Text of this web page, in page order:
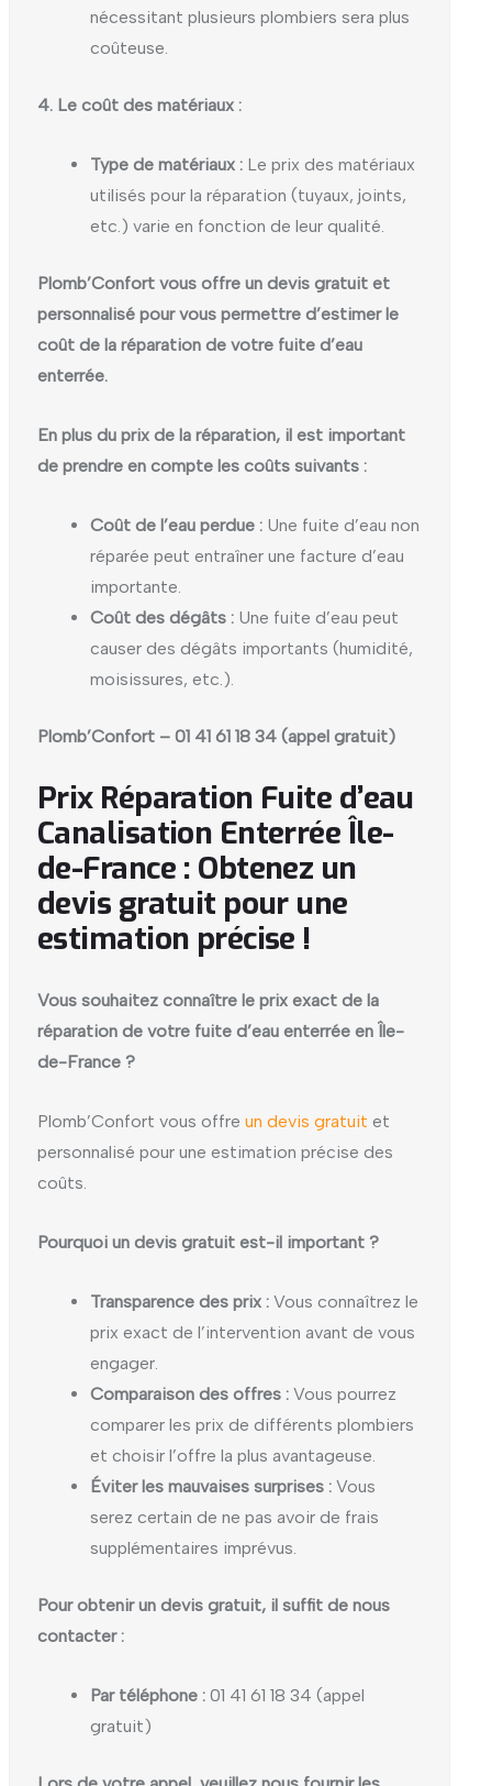
nécessitant plusieurs plombiers sera plus
coûteuse.
4. Le coût des matériaux :
Type de matériaux : Le prix des matériaux
utilisés pour la réparation (tuyaux, joints,
etc.) varie en fonction de leur qualité.
Plomb’Confort vous offre un devis gratuit et
personnalisé pour vous permettre d’estimer le
coût de la réparation de votre fuite d’eau
enterrée.
En plus du prix de la réparation, il est important
de prendre en compte les coûts suivants :
Coût de l’eau perdue : Une fuite d’eau non
réparée peut entraîner une facture d’eau
importante.
Coût des dégâts : Une fuite d’eau peut
causer des dégâts importants (humidité,
moisissures, etc.).
Plomb’Confort – 01 41 61 18 34 (appel gratuit)
Prix Réparation Fuite d’eau
Canalisation Enterrée Île-
de-France : Obtenez un
devis gratuit pour une
estimation précise !
Vous souhaitez connaître le prix exact de la
réparation de votre fuite d’eau enterrée en Île-
de-France ?
Plomb’Confort vous offre un devis gratuit et
personnalisé pour une estimation précise des
coûts.
Pourquoi un devis gratuit est-il important ?
Transparence des prix : Vous connaîtrez le
prix exact de l’intervention avant de vous
engager.
Comparaison des offres : Vous pourrez
comparer les prix de différents plombiers
et choisir l’offre la plus avantageuse.
Éviter les mauvaises surprises : Vous
serez certain de ne pas avoir de frais
supplémentaires imprévus.
Pour obtenir un devis gratuit, il suffit de nous
contacter :
Par téléphone : 01 41 61 18 34 (appel
gratuit)